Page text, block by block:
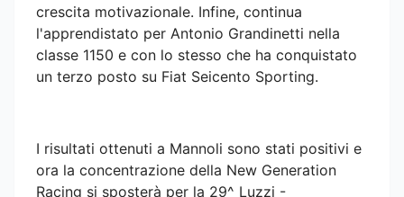
crescita motivazionale. Infine, continua
l'apprendistato per Antonio Grandinetti nella
classe 1150 e con lo stesso che ha conquistato
un terzo posto su Fiat Seicento Sporting.
I risultati ottenuti a Mannoli sono stati positivi e
ora la concentrazione della New Generation
Racing si sposterà per la 29^ Luzzi -